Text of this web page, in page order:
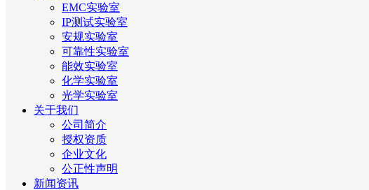
EMC实验室
IP测试实验室
安规实验室
可靠性实验室
能效实验室
化学实验室
光学实验室
关于我们
公司简介
授权资质
企业文化
公正性声明
新闻资讯